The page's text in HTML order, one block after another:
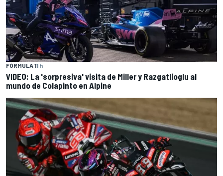
FÓRMULA 11 h
VIDEO: La 'sorpresiva' visita de Miller y Razgatlioglu al
mundo de Colapinto en Alpine